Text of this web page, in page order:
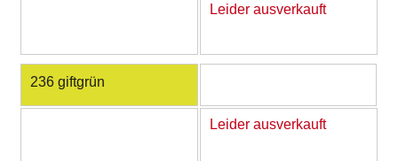
Leider ausverkauft
236 giftgrün
Leider ausverkauft